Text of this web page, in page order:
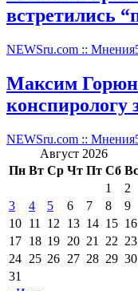
встретились
NEWSru.com :: Мнения
Максим
конспирологу
NEWSru.com :: Мнения
Август 2026
Пн Вт Ср Чт Пт Сб Вс
1
2
3
4 5 6 7 8
9
10 11 12 13 14 15 16
17 18 19 20 21 22 23
24 25 26 27 28 29 30
31